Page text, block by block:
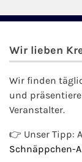
Wir lieben
Wir finden
und
Veranstalter.
👉 Unser Tipp:
Schnäppchen-